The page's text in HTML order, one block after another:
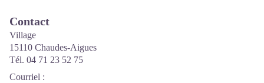
Contact
Village
15110 Chaudes-Aigues
Tél. 04 71 23 52 75
Courriel :